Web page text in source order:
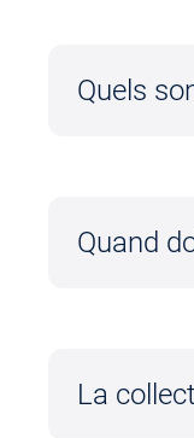
Quels
Quand
La